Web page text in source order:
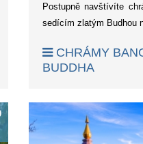
Postupně navštívíte
sedícím zlatým Budhou
CHRÁMY
BUDDHA